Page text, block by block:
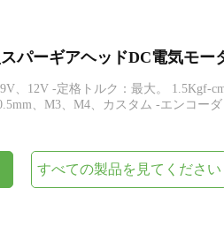
パーギアヘッドDC電気モー
、12V -定格トルク：最大。 1.5Kgf-
、M3、M4、カスタム -エンコー
すべての製品を見てください